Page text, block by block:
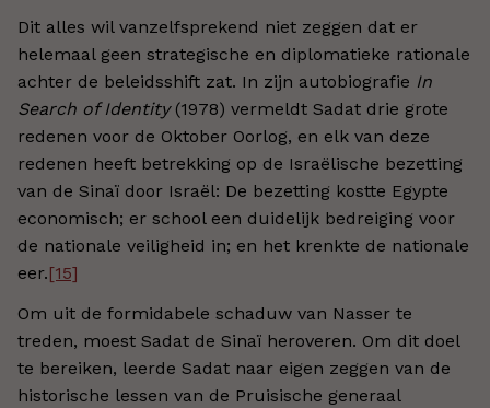
Dit alles wil vanzelfsprekend niet zeggen dat er
helemaal geen strategische en diplomatieke rationale
achter de beleidsshift zat. In zijn autobiografie In
Search of Identity(1978) vermeldt Sadat drie grote
redenen voor de Oktober Oorlog, en elk van deze
redenen heeft betrekking op de Israëlische bezetting
van de Sinaï door Israël: De bezetting kostte Egypte
economisch; er school een duidelijk bedreiging voor
de nationale veiligheid in; en het krenkte de nationale
eer.[15]
Om uit de formidabele schaduw van Nasser te
treden, moest Sadat de Sinaï heroveren. Om dit doel
te bereiken, leerde Sadat naar eigen zeggen van de
historische lessen van de Pruisische generaal